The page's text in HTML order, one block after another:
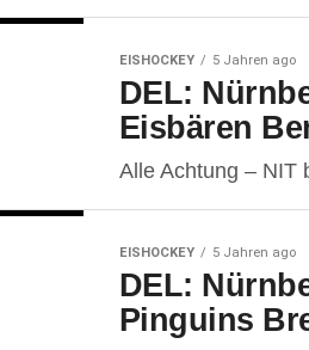
EISHOCKEY 5 Jahren ago
DEL:
Eisbären
Alle Achtung – NIT
EISHOCKEY 5 Jahren ago
DEL:
Pinguins